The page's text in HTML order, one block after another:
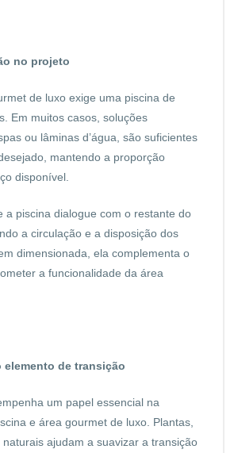
no projeto
de luxo exige uma piscina de
Em muitos casos, soluções
ou lâminas d’água, são suficientes
mantendo a proporção
disponível.
a piscina dialogue com o restante do
a circulação e a disposição dos
dimensionada, ela complementa o
a funcionalidade da área
elemento de transição
um papel essencial na
e área gourmet de luxo. Plantas,
ajudam a suavizar a transição